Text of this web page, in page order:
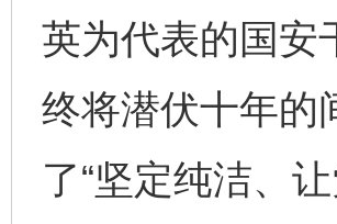
英为代表的国安
终将潜伏十年的
了“坚定纯洁、